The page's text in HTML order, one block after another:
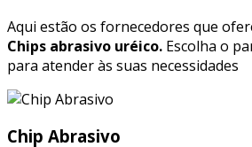
Aqui estão os fornecedores que
Chips abrasivo uréico. Escolha o
para atender às suas necessidades
Chip Abrasivo